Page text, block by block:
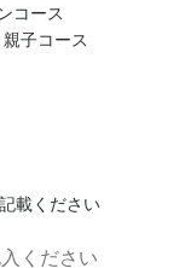
コース
親子コース
載ください